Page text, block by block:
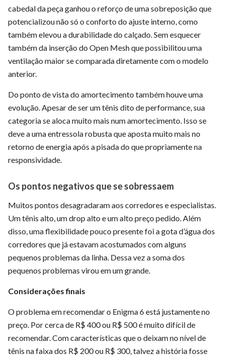
cabedal da peça ganhou o reforço de uma sobreposição que
potencializou não só o conforto do ajuste interno, como
também elevou a durabilidade do calçado. Sem esquecer
também da inserção do Open Mesh que possibilitou uma
ventilação maior se comparada diretamente com o modelo
anterior.
Do ponto de vista do amortecimento também houve uma
evolução. Apesar de ser um tênis dito de performance, sua
categoria se aloca muito mais num amortecimento. Isso se
deve a uma entressola robusta que aposta muito mais no
retorno de energia após a pisada do que propriamente na
responsividade.
Os pontos negativos que se sobressaem
Muitos pontos desagradaram aos corredores e especialistas.
Um tênis alto, um drop alto e um alto preço pedido. Além
disso, uma flexibilidade pouco presente foi a gota d’água dos
corredores que já estavam acostumados com alguns
pequenos problemas da linha. Dessa vez a soma dos
pequenos problemas virou em um grande.
Considerações finais
O problema em recomendar o Enigma 6 está justamente no
preço. Por cerca de R$ 400 ou R$ 500 é muito difícil de
recomendar. Com características que o deixam no nível de
tênis na faixa dos R$ 200 ou R$ 300, talvez a história fosse